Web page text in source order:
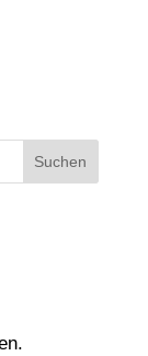
Suchen